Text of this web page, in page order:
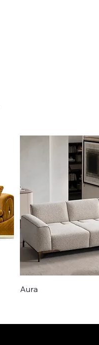
Aura